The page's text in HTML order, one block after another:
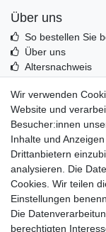
Über uns
So bestellen Sie
Über uns
Altersnachweis
Echtheit von
Messer Info
Messer schärfen
Messerhersteller
Stahltabelle
Stahlarten
Rockwell Härte
Messerarten
Klingenformen
Wir verwenden
Website und
Besucher:innen
Inhalte und
Drittanbietern
analysieren. Die
Cookies. Wir teilen
Einstellungen
Die
berechtigten